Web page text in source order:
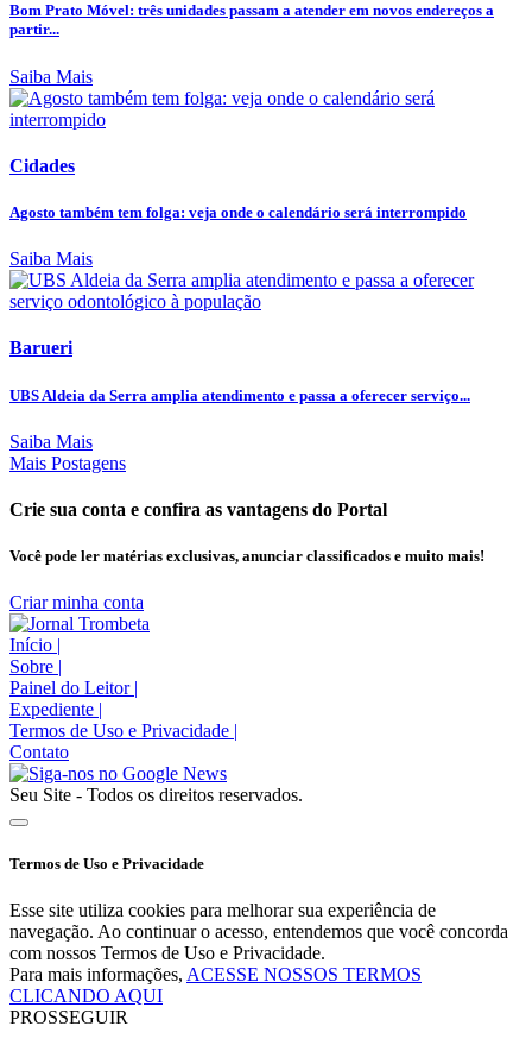
Bom Prato Móvel: três unidades passam a atender em novos endereços a
partir...
Saiba Mais
Cidades
Agosto também tem folga: veja onde o calendário será interrompido
Saiba Mais
Barueri
UBS Aldeia da Serra amplia atendimento e passa a oferecer serviço...
Saiba Mais
Mais Postagens
Crie sua conta e confira as vantagens do Portal
Você pode ler matérias exclusivas, anunciar classificados e muito mais!
Criar minha conta
Início |
Sobre |
Painel do Leitor |
Expediente |
Termos de Uso e Privacidade |
Contato
Seu Site - Todos os direitos reservados.
Termos de Uso e Privacidade
Esse site utiliza cookies para melhorar sua experiência de
navegação. Ao continuar o acesso, entendemos que você concorda
com nossos Termos de Uso e Privacidade.
Para mais informações, ACESSE NOSSOS TERMOS
CLICANDO AQUI
PROSSEGUIR